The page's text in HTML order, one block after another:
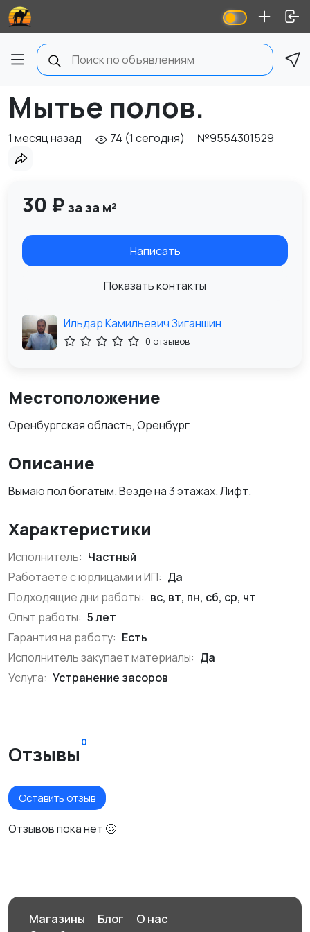
Мытье полов.
1 месяц назад 74 (1 сегодня) №9554301529
30 ₽ за за м²
Написать
Показать контакты
Ильдар Камильевич Зиганшин
0 отзывов
Местоположение
Оренбургская область, Оренбург
Описание
Вымаю пол богатым. Везде на 3 этажах. Лифт.
Характеристики
Исполнитель: Частный
Работаете с юрлицами и ИП: Да
Подходящие дни работы: вс, вт, пн, сб, ср, чт
Опыт работы: 5 лет
Гарантия на работу: Есть
Исполнитель закупает материалы: Да
Услуга: Устранение засоров
Отзывы
0
Оставить отзыв
Отзывов пока нет 🥴
Магазины Блог
О нас